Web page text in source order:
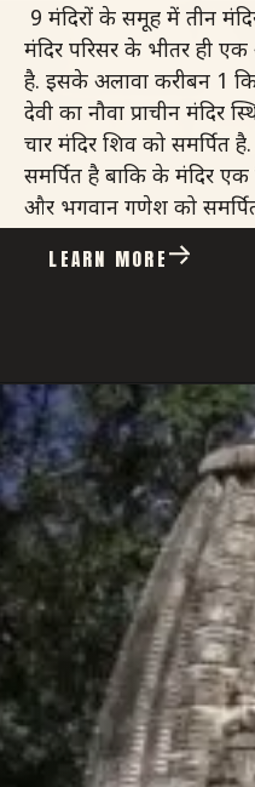
9 मंदिरों के समूह में तीन
मंदिर परिसर के भीतर ही
है. इसके अलावा करीबन 1
देवी का नौवा प्राचीन मंदिर
चार मंदिर शिव को समर्पित
समर्पित है बाकि के मंदिर एक
और भगवान गणेश को
LEARN MORE